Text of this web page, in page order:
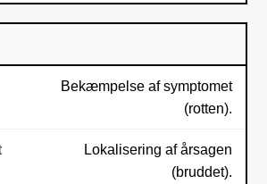
Bekæmpelse af symptomet
(rotten).
Lokalisering af årsagen
(bruddet).